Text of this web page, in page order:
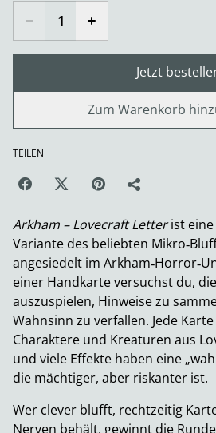
Jetzt
Zum Warenkorb
TEILEN
Arkham – Lovecraft Letterist eine
Variante des beliebten
angesiedelt im
einer Handkarte versuchst du,
auszuspielen, Hinweise zu
Wahnsinn zu verfallen. Jede
Charaktere und Kreaturen aus
und viele Effekte haben eine
die mächtiger, aber riskanter ist.
Wer clever blufft, rechtzeitig
Nerven behält, gewinnt die